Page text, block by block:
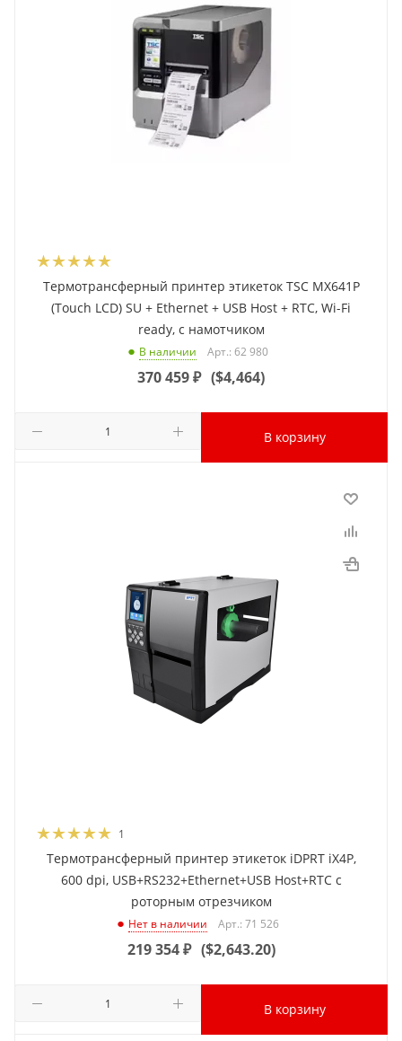
Термотрансферный принтер этикеток TSC MX641P
(Touch LCD) SU + Ethernet + USB Host + RTC, Wi-Fi
ready, с намотчиком
В наличии Арт.: 62 980
370 459₽ ($4,464)
В корзину
1
Термотрансферный принтер этикеток iDPRT iX4P,
600 dpi, USB+RS232+Ethernet+USB Host+RTC с
роторным отрезчиком
Нет в наличии Арт.: 71 526
219 354₽ ($2,643.20)
В корзину